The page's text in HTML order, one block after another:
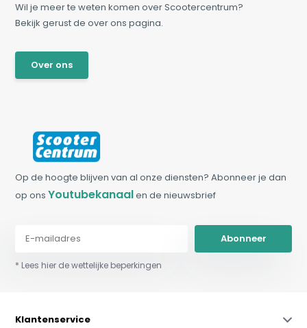
Wil je meer te weten komen over Scootercentrum?
Bekijk gerust de over ons pagina.
Over ons
Op de hoogte blijven van al onze diensten? Abonneer je dan
op onsYoutubekanaalen de nieuwsbrief
Abonneer
* Lees hier de wettelijke beperkingen
Klantenservice